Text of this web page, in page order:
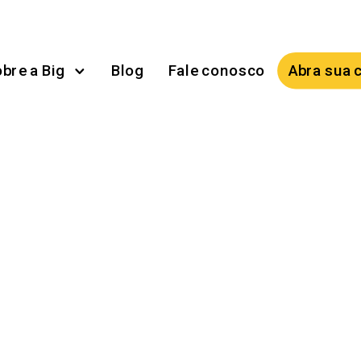
a Big Blog Fale conosco Abra sua